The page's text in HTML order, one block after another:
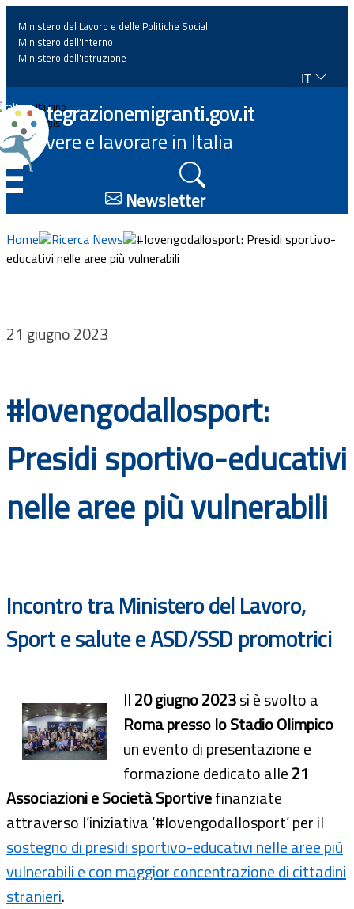
Home
News
Approfondimenti
Eventi
Progetti
Bandi
Guide
Ministero del Lavoro e delle Politiche Sociali
Ministero dell'interno
Ministero dell'istruzione
IT
Italiano
English
Integrazionemigranti.gov.it
Vivere e lavorare in Italia
Newsletter
Home Ricerca News
#Iovengodallosport: Presidi sportivo-
educativi nelle aree più vulnerabili
21 giugno 2023
#Iovengodallosport:
Presidi sportivo-educativi
nelle aree più vulnerabili
Incontro tra Ministero del Lavoro,
Sport e salute e ASD/SSD promotrici
Il20 giugno 2023si è svolto a
Roma presso lo Stadio Olimpico
un evento di presentazione e
formazione dedicato alle21
Associazioni e Società Sportivefinanziate
attraverso l’iniziativa ‘#Iovengodallosport’ per il
sostegno di presidi sportivo-educativi nelle aree più
vulnerabili e con maggior concentrazione di cittadini
stranieri.